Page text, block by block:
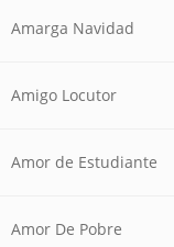
Amarga Navidad
Amigo Locutor
Amor de Estudiante
Amor De Pobre